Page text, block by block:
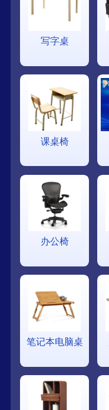
写字桌
课桌椅
办公椅
笔记本电脑桌